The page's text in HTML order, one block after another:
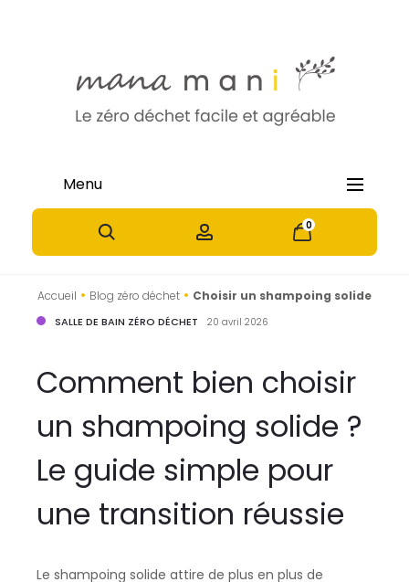
Menu
0
Accueil • Blog zéro déchet • Choisir un shampoing solide
SALLE DE BAIN ZÉRO DÉCHET 20 avril 2026
Comment bien choisir
un shampoing solide ?
Le guide simple pour
une transition réussie
Le shampoing solide attire de plus en plus de